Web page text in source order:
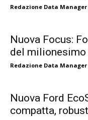
Redazione Data
Nuova Focus:
del milionesimo
Redazione Data
Nuova Ford
compatta,